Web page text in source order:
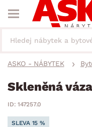
ASKO - NÁBYTEK
Skleněná
ID: 147257.0
SLEVA 15 %